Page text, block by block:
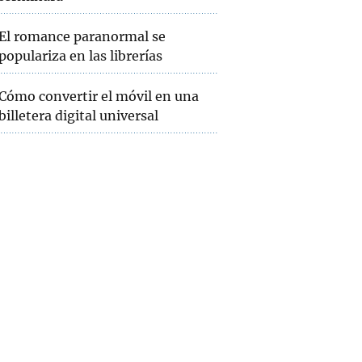
romance paranormal se
en las librerías
convertir el móvil en una
digital universal